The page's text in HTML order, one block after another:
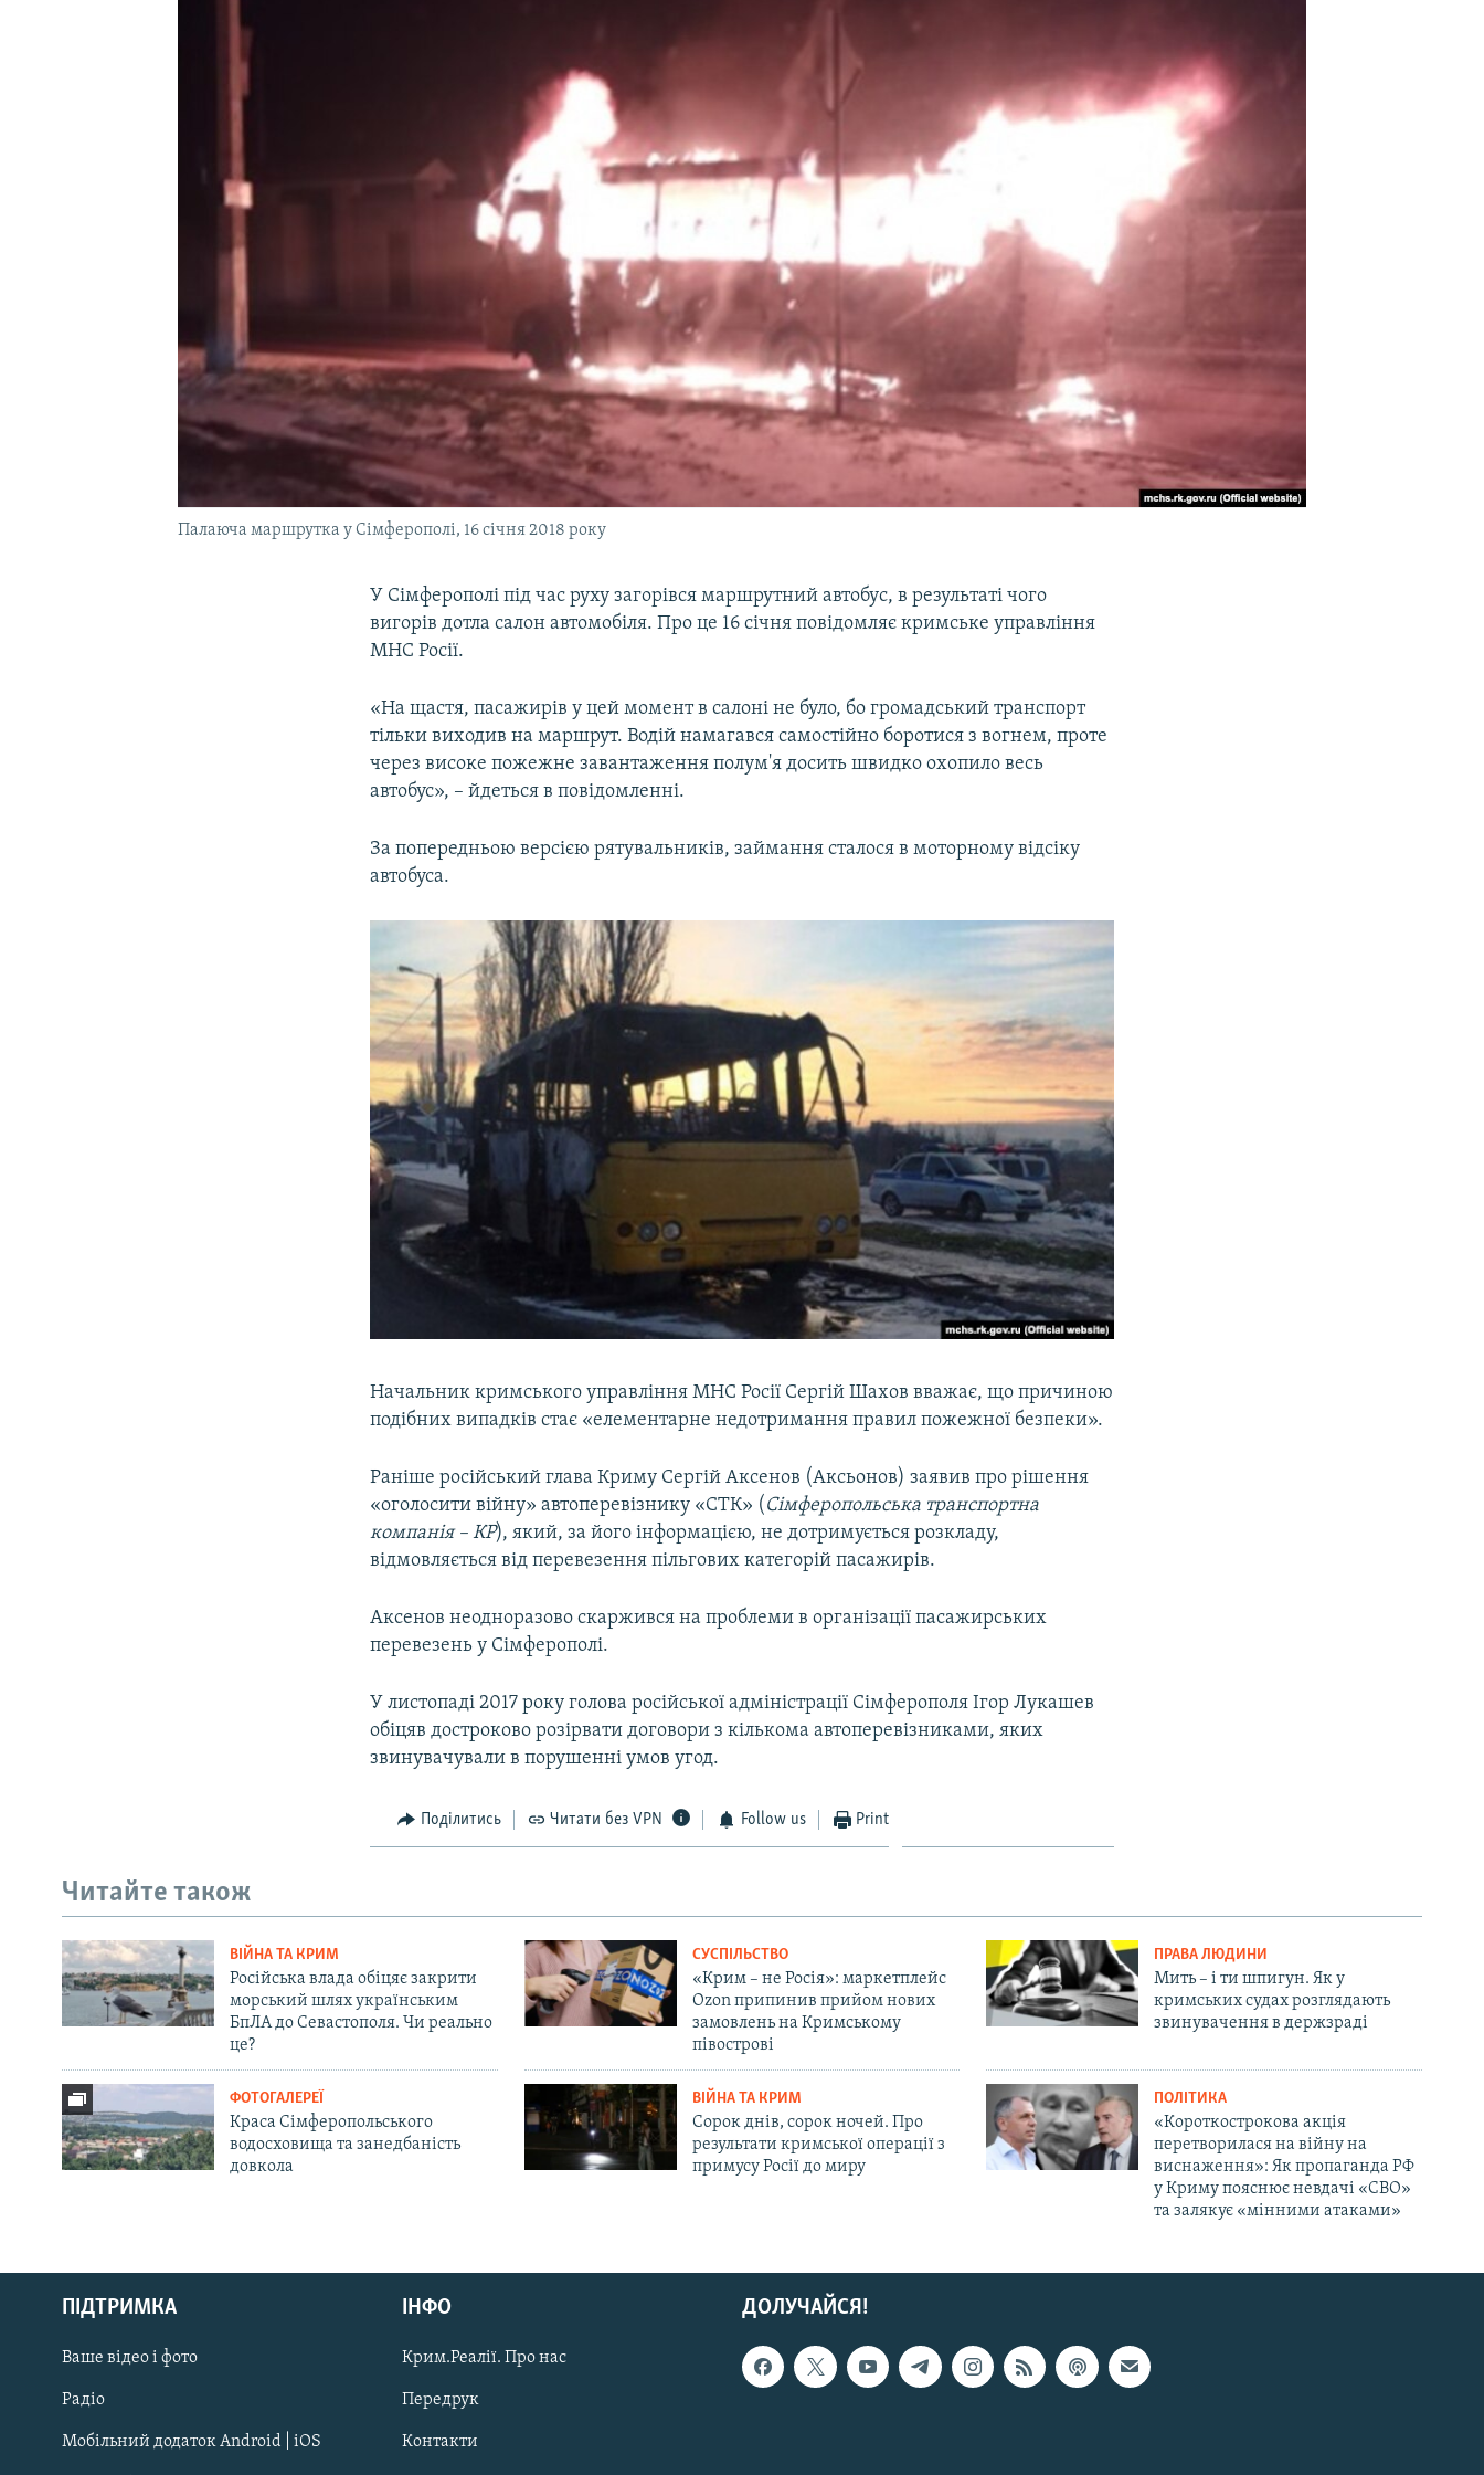
Русский
Qırımtatar
ДОЛУЧАЙСЯ!
Палаюча маршрутка у Сімферополі, 16 січня 2018 року
У Сімферополі під час руху загорівся маршрутний автобуc, в результаті чого
вигорів дотла салон автомобіля. Про це 16 січня повідомляє кримське управління
МНС Росії.
«На щастя, пасажирів у цей момент в салоні не було, бо громадський транспорт
тільки виходив на маршрут. Водій намагався самостійно боротися з вогнем, проте
через високе пожежне завантаження полум'я досить швидко охопило весь
автобус», – йдеться в повідомленні.
За попередньою версією рятувальників, займання сталося в моторному відсіку
автобуса.
Начальник кримського управління МНС Росії Сергій Шахов вважає, що причиною
подібних випадків стає «елементарне недотримання правил пожежної безпеки».
Раніше російський глава Криму Сергій Аксенов (Аксьонов) заявив про рішення
«оголосити війну» автоперевізнику «СТК» ( Сімферопольська транспортна
компанія – КР), який, за його інформацією, не дотримується розкладу,
відмовляється від перевезення пільгових категорій пасажирів.
Аксенов неодноразово скаржився на проблеми в організації пасажирських
перевезень у Сімферополі.
У листопаді 2017 року голова російської адміністрації Сімферополя Ігор Лукашев
обіцяв достроково розірвати договори з кількома автоперевізниками, яких
звинувачували в порушенні умов угод.
Поділитись Читати без VPN Follow us Print
Читайте також
ВІЙНА ТА КРИМ
Російська влада обіцяє закрити
морський шлях українським
БпЛА до Севастополя. Чи реально
це?
СУСПІЛЬСТВО
«Крим – не Росія»: маркетплейс
Ozon припинив прийом нових
замовлень на Кримському
півострові
ПРАВА ЛЮДИНИ
Мить – і ти шпигун. Як у
кримських судах розглядають
звинувачення в держзраді
ФОТОГАЛЕРЕЇ
Краса Сімферопольського
водосховища та занедбаність
довкола
ВІЙНА ТА КРИМ
Сорок днів, сорок ночей. Про
результати кримської операції з
примусу Росії до миру
ПОЛІТИКА
«Короткострокова акція
перетворилася на війну на
виснаження»: Як пропаганда РФ
у Криму пояснює невдачі «СВО»
та залякує «мінними атаками»
ДОЛУЧАЙСЯ!
ПІДТРИМКА
Ваше відео і фото
Радіо
Мобільний додаток Android | iOS
ІНФО
Крим.Реалії. Про нас
Передрук
Контакти